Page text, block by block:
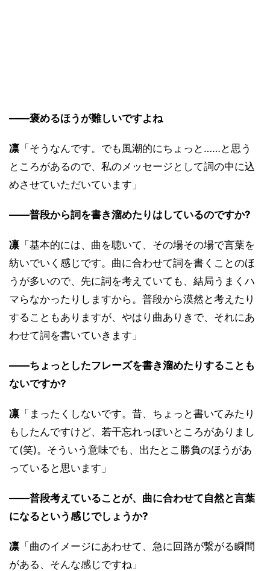
――褒めるほうが難しいですよね
凛 「そうなんです。でも風潮的にちょっと……と思う
ところがあるので、私のメッセージとして詞の中に込
めさせていただいています」
――普段から詞を書き溜めたりはしているのですか?
凛 「基本的には、曲を聴いて、その場その場で言葉を
紡いでいく感じです。曲に合わせて詞を書くことのほ
うが多いので、先に詞を考えていても、結局うまくハ
マらなかったりしますから。普段から漠然と考えたり
することもありますが、やはり曲ありきで、それにあ
わせて詞を書いていきます」
――ちょっとしたフレーズを書き溜めたりすることも
ないですか?
凛 「まったくしないです。昔、ちょっと書いてみたり
もしたんですけど、若干忘れっぽいところがありまし
て(笑)。そういう意味でも、出たとこ勝負のほうがあ
っていると思います」
――普段考えていることが、曲に合わせて自然と言葉
になるという感じでしょうか?
凛 「曲のイメージにあわせて、急に回路が繋がる瞬間
がある、そんな感じですね」